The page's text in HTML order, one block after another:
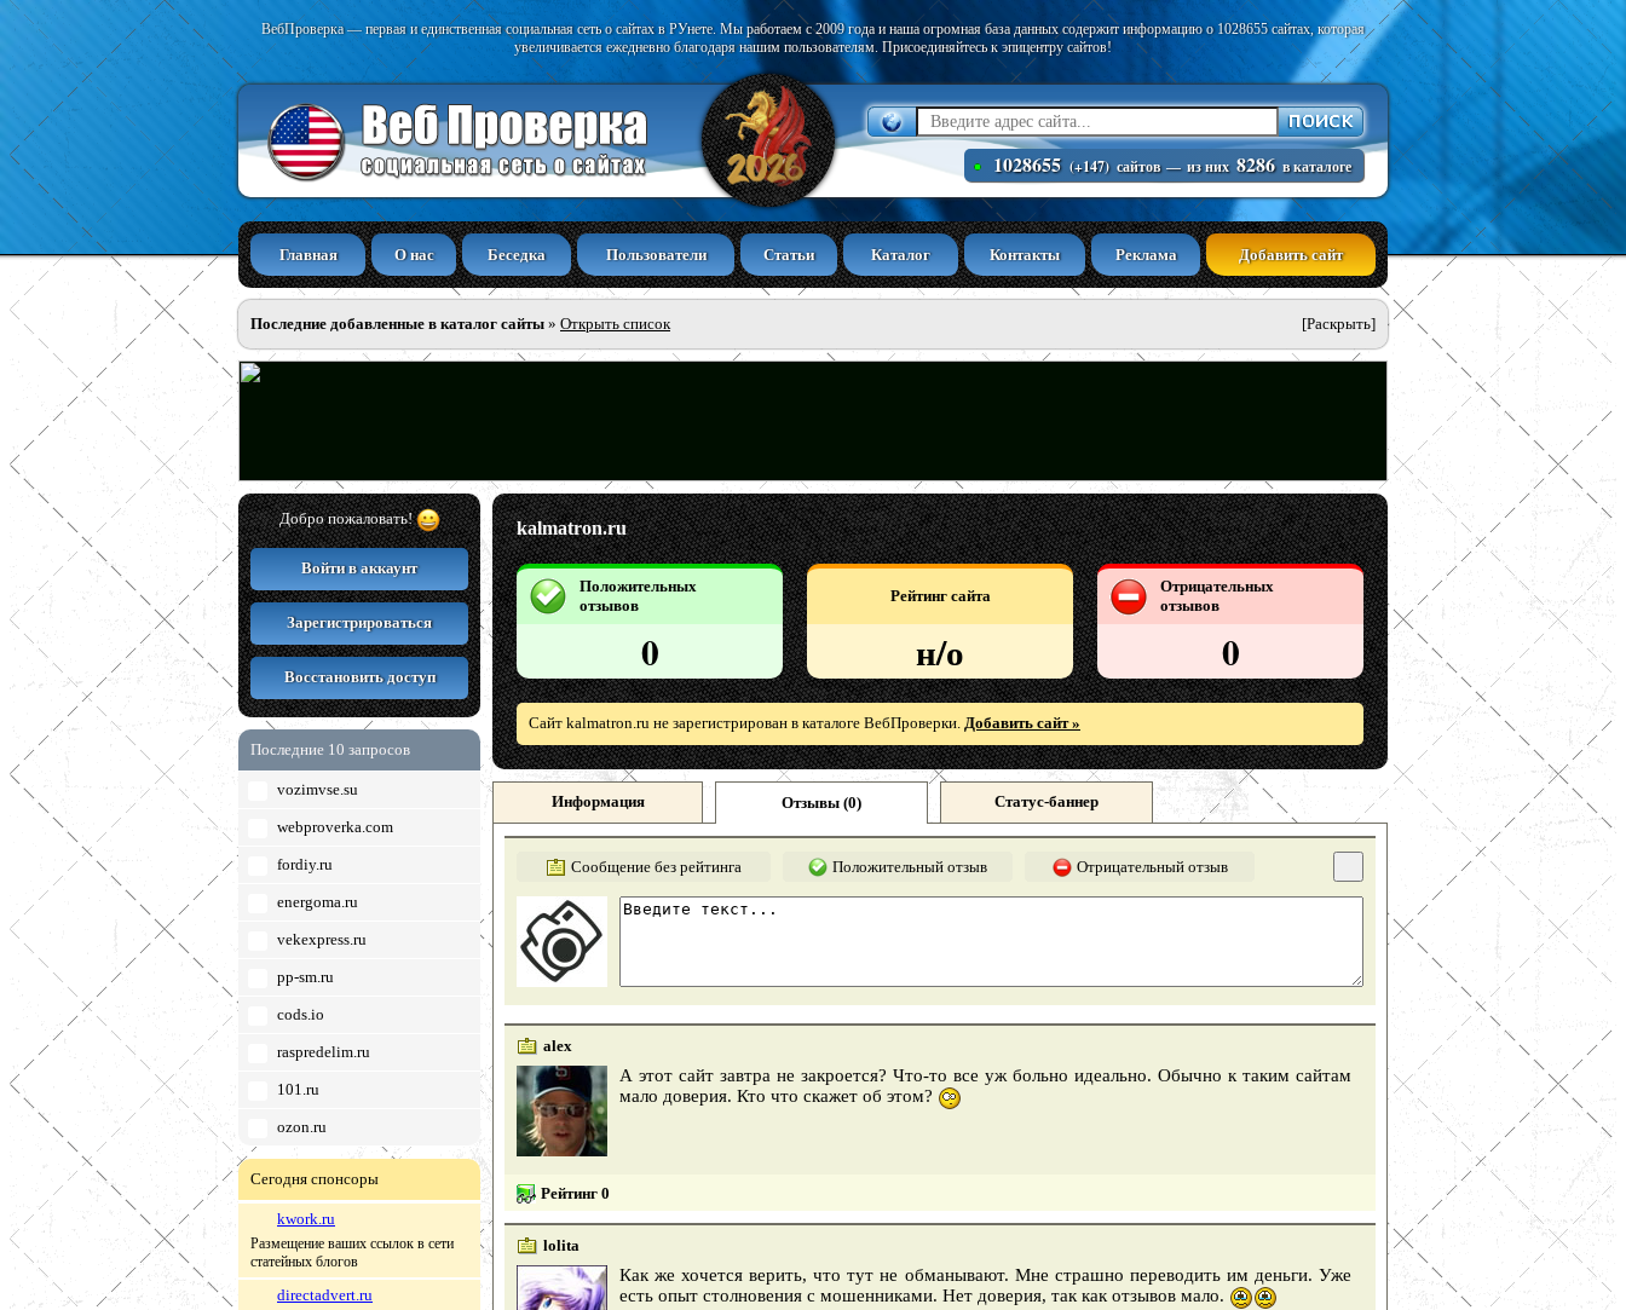
ВебПроверка — первая и единственная социальная сеть о сайтах в РУнете. Мы работаем с 2009 года и наша огромная база данных содержит информацию о 1028655 сайтах, которая
увеличивается ежедневно благодаря нашим пользователям. Присоединяйтесь к эпицентру сайтов!
1028655 (+147) сайтов — из них 8286 в каталоге
Главная О нас Беседка Пользователи Статьи Каталог Контакты Реклама Добавить сайт
Последние добавленные в каталог сайты » Открыть список [Раскрыть]
Добро пожаловать!
Войти в аккаунт
Зарегистрироваться
Восстановить доступ
Последние 10 запросов
vozimvse.su
webproverka.com
fordiy.ru
energoma.ru
vekexpress.ru
pp-sm.ru
cods.io
raspredelim.ru
101.ru
ozon.ru
Сегодня спонсоры
kwork.ru
Размещение ваших ссылок в сети
статейных блогов
directadvert.ru
kalmatron.ru
Положительных
отзывов
0
Рейтинг сайта
н/о
Отрицательных
отзывов
0
Сайт kalmatron.ru не зарегистрирован в каталоге ВебПроверки. Добавить сайт »
Информация Отзывы (0) Статус-баннер
Сообщение без рейтинга Положительный отзыв Отрицательный отзыв
alex
А этот сайт завтра не закроется? Что-то все уж больно идеально. Обычно к таким сайтам
мало доверия. Кто что скажет об этом?
Рейтинг 0
lolita
Как же хочется верить, что тут не обманывают. Мне страшно переводить им деньги. Уже
есть опыт столновения с мошенниками. Нет доверия, так как отзывов мало.